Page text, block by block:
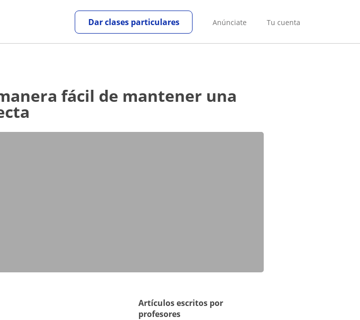
Anúnciate Tu cuenta
Dar clases particulares
Artículos escritos por
profesores